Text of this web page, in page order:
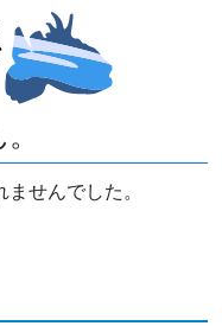
せんでした。